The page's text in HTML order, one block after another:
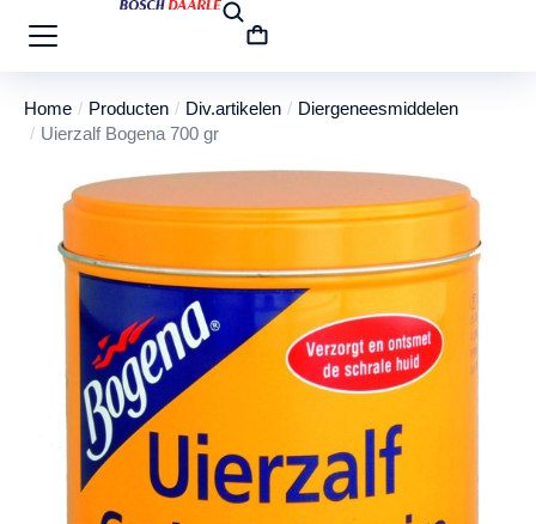
Je bent hier:
Home Producten Div.artikelen
Diergeneesmiddelen
Uierzalf Bogena 700 gr